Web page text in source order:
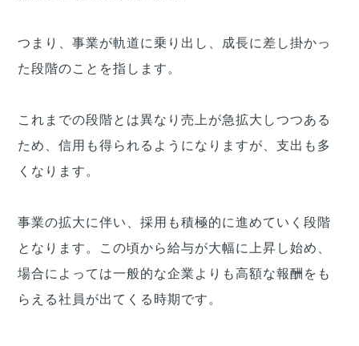
つまり、事業が軌道に乗り出し、成長に差し掛かっ
た段階のことを指します。
これまでの段階とは異なり売上が急拡大しつつある
ため、信用も得られるようになりますが、支出も多
くなります。
事業の拡大に伴い、採用も積極的に進めていく段階
となります。この頃から給与が大幅に上昇し始め、
場合によっては一般的な企業よりも高額な報酬をも
らえる社員が出てくる時期です。